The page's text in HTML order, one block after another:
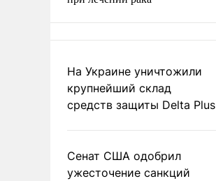
На Украине уничтожили
крупнейший склад
средств защиты Delta Plus
Сенат США одобрил
ужесточение санкций